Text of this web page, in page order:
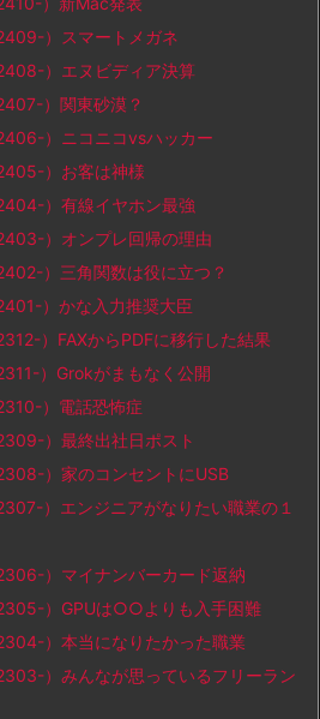
）スマートメガネ
）エヌビディア決算
）関東砂漠？
）ニコニコvsハッカー
）お客は神様
）有線イヤホン最強
）オンプレ回帰の理由
）三角関数は役に立つ？
）かな入力推奨大臣
）FAXからPDFに移行した結果
）Grokがまもなく公開
）電話恐怖症
）最終出社日ポスト
）家のコンセントにUSB
）エンジニアがなりたい職業の１
）マイナンバーカード返納
）GPUは○○よりも入手困難
）本当になりたかった職業
）みんなが思っているフリーラン